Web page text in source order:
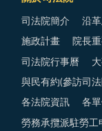
司法院簡介 沿
施政計畫 院長
司法院行事曆
與民有約(參訪司法
各法院資訊 各
勞務承攬派駐勞工